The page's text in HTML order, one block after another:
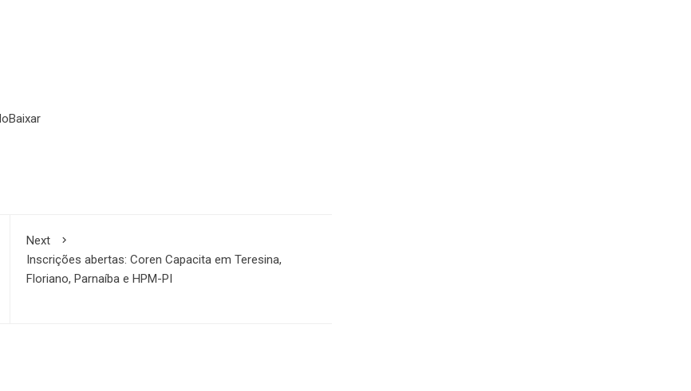
Baixar
Next
Inscrições abertas: Coren Capacita em Teresina,
Floriano, Parnaíba e HPM-PI